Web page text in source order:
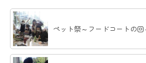
ペット祭～フードコートの